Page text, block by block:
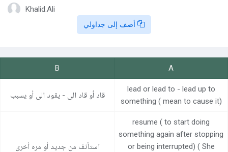
الأسئلة التعليمية
الإشتراكات
تغيير اللغة
Khalid.Ali
أضف إلى جداولي
A
B
lead or lead to - lead up to
something ( mean to cause it)
قاد أو قاد الى - يقود الى أو يسبب
resume ( to start doing
something again after stopping
or being interrupted) ( She
استأنف من جديد أو مره أخرى